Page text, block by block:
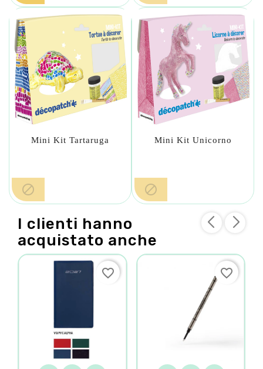
Mini Kit Tartaruga

Mini Kit Unicorno

I clienti hanno
acquistato anche
favorite_border favorite_border